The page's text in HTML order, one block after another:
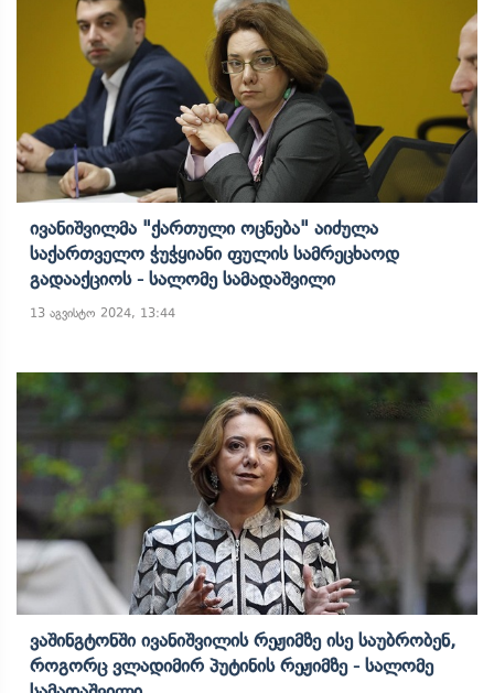
Ივანიშვილმა "ქართული Ოცნება" Აიძულა
Საქართველო Ჭუჭყიანი Ფულის Სამრეცხაოდ
Გადააქციოს - Სალომე Სამადაშვილი
13 აგვისტო 2024, 13:44
Ვაშინგტონში Ივანიშვილის Რეჟიმზე Ისე Საუბრობენ,
Როგორც Ვლადიმირ Პუტინის Რეჟიმზე - Სალომე